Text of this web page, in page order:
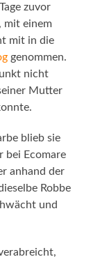
zuvor
mit einem
mit in die
genommen.
nicht
Mutter
blieb sie
bei Ecomare
anhand der
Robbe
und